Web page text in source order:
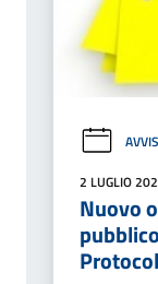
2 LUGLIO
Nuovo